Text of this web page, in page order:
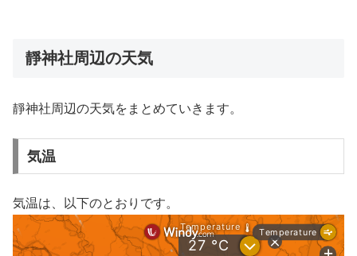
靜神社周辺の天気
靜神社周辺の天気をまとめていきます。
気温
気温は、以下のとおりです。